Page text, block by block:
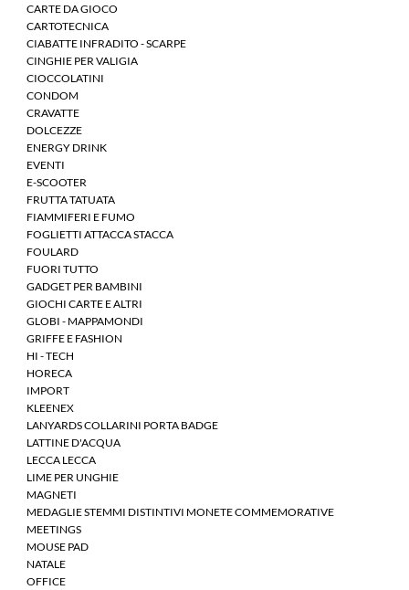
CARTE DA GIOCO
CARTOTECNICA
CIABATTE INFRADITO - SCARPE
CINGHIE PER VALIGIA
CIOCCOLATINI
CONDOM
CRAVATTE
DOLCEZZE
ENERGY DRINK
EVENTI
E-SCOOTER
FRUTTA TATUATA
FIAMMIFERI E FUMO
FOGLIETTI ATTACCA STACCA
FOULARD
FUORI TUTTO
GADGET PER BAMBINI
GIOCHI CARTE E ALTRI
GLOBI - MAPPAMONDI
GRIFFE E FASHION
HI - TECH
HORECA
IMPORT
KLEENEX
LANYARDS COLLARINI PORTA BADGE
LATTINE D'ACQUA
LECCA LECCA
LIME PER UNGHIE
MAGNETI
MEDAGLIE STEMMI DISTINTIVI MONETE COMMEMORATIVE
MEETINGS
MOUSE PAD
NATALE
OFFICE